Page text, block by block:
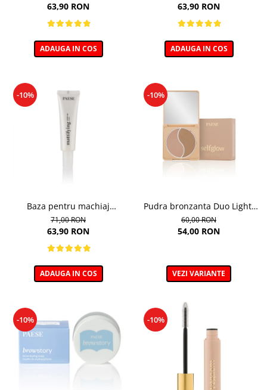
63,90 RON
ADAUGA IN COS
63,90 RON
ADAUGA IN COS
-10%
Baza pentru machiaj
Matifianta - 30ml
71,00 RON
63,90 RON
ADAUGA IN COS
-10%
Pudra bronzanta Duo Light,
Selfglow, nuanta Light - 6,5g
60,00 RON
54,00 RON
VEZI VARIANTE
-10% -10%